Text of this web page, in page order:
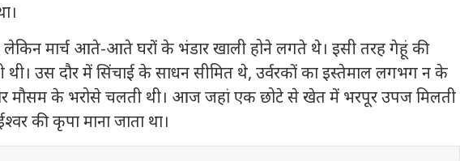
मार्च आते-आते घरों के भंडार खाली होने लगते थे। इसी तरह गेहूं की
उस दौर में सिंचाई के साधन सीमित थे, उर्वरकों का इस्तेमाल लगभग न के
मौसम के भरोसे चलती थी। आज जहां एक छोटे से खेत में भरपूर उपज मिलती
की कृपा माना जाता था।